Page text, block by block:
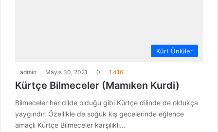
Kürt Ünlüler
admin Mayıs 30, 2021 0 1.416
Kürtçe Bilmeceler (Mamıken Kurdi)
Bilmeceler her dilde olduğu gibi Kürtçe dilinde de oldukça
yaygındır. Özellikle de soğuk kış gecelerinde eğlence
amaçlı Kürtçe Bilmeceler karşılıklı…